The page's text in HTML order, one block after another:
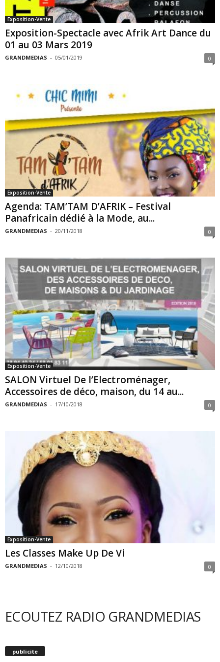
Exposition-Vente
Exposition-Spectacle avec Afrik Art Dance du
01 au 03 Mars 2019
GRANDMEDIAS - 05/01/2019 0
Exposition-Vente
Agenda: TAM’TAM D’AFRIK – Festival
Panafricain dédié à la Mode, au...
GRANDMEDIAS - 20/11/2018 0
Exposition-Vente
SALON Virtuel De l’Electroménager,
Accessoires de déco, maison, du 14 au...
GRANDMEDIAS - 17/10/2018 0
Exposition-Vente
Les Classes Make Up De Vi
GRANDMEDIAS - 12/10/2018 0
ECOUTEZ RADIO GRANDMEDIAS
publicite